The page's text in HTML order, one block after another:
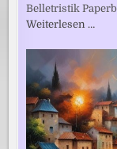
Belletristik
Weiterlesen …